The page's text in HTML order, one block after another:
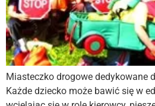
Miasteczko drogowe dedykowane
Każde dziecko może bawić się w